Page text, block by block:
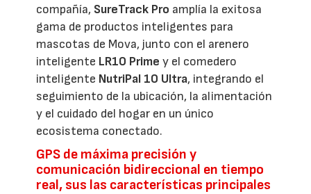
compañía, SureTrack Pro amplía la exitosa
gama de productos inteligentes para
mascotas de Mova, junto con el arenero
inteligente LR10 Prime y el comedero
inteligente NutriPal 10 Ultra, integrando el
seguimiento de la ubicación, la alimentación
y el cuidado del hogar en un único
ecosistema conectado.
GPS de máxima precisión y
comunicación bidireccional en tiempo
real, sus las características principales